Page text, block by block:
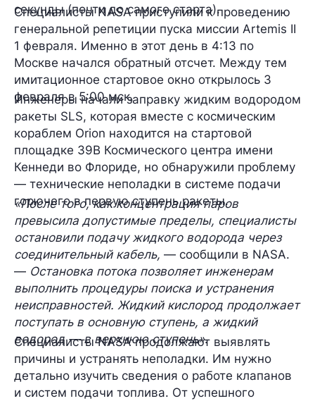
секунды (почти до самого старта).
Специалисты NASA приступили к проведению
генеральной репетиции пуска миссии Artemis II
1 февраля. Именно в этот день в 4:13 по
Москве начался обратный отсчет. Между тем
имитационное стартовое окно открылось 3
февраля в 5:00 мск.
Инженеры начали заправку жидким водородом
ракеты SLS, которая вместе с космическим
кораблем Orion находится на стартовой
площадке 39B Космического центра имени
Кеннеди во Флориде, но обнаружили проблему
— технические неполадки в системе подачи
горючего в первую ступень ракеты.
«После того, как концентрация паров
превысила допустимые пределы, специалисты
остановили подачу жидкого водорода через
соединительный кабель, — сообщили в NASA.
— Остановка потока позволяет инженерам
выполнить процедуры поиска и устранения
неисправностей. Жидкий кислород продолжает
поступать в основную ступень, а жидкий
водород — в верхнюю ступень».
Специалисты NASA продолжают выявлять
причины и устранять неполадки. Им нужно
детально изучить сведения о работе клапанов
и систем подачи топлива. От успешного